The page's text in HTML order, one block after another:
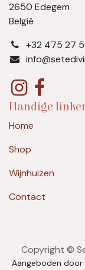
2650 Edegem
België
​+32 475 27
Handige
Home
Shop
Wijnhuizen
Contact
Copyright ©
Aangeboden door